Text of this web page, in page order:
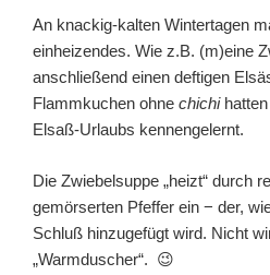
An knackig-kalten Wintertagen
einheizendes. Wie z.B. (m)eine
anschließend einen deftigen
Flammkuchen ohne chichihatten
Elsaß-Urlaubs kennengelernt.
Die Zwiebelsuppe „heizt“ durch
gemörserten Pfeffer ein − der,
Schluß hinzugefügt wird. Nicht
„Warmduscher“. 😉